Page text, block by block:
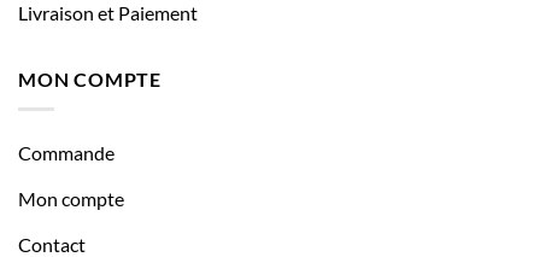
Livraison et Paiement
MON COMPTE
Commande
Mon compte
Contact